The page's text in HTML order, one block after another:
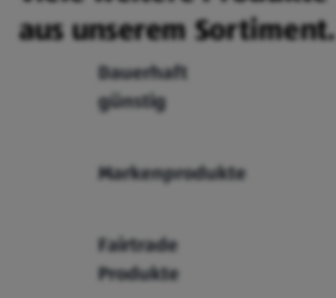
aus unserem Sortiment.
Dauerhaft
günstig
Markenprodukte
Fairtrade
Produkte